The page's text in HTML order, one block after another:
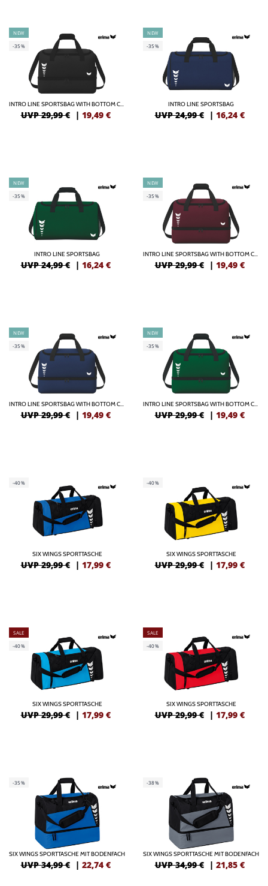
NEW
-35%
INTRO LINE SPORTSBAG WITH BOTTOM CASE
UVP 29,99 € | 19,49 €
NEW
-35%
INTRO LINE SPORTSBAG
UVP 24,99 € | 16,24 €
NEW
-35%
INTRO LINE SPORTSBAG
UVP 24,99 € | 16,24 €
NEW
-35%
INTRO LINE SPORTSBAG WITH BOTTOM CASE
UVP 29,99 € | 19,49 €
NEW
-35%
INTRO LINE SPORTSBAG WITH BOTTOM CASE
UVP 29,99 € | 19,49 €
NEW
-35%
INTRO LINE SPORTSBAG WITH BOTTOM CASE
UVP 29,99 € | 19,49 €
-40%
SIX WINGS SPORTTASCHE
UVP 29,99 € | 17,99 €
-40%
SIX WINGS SPORTTASCHE
UVP 29,99 € | 17,99 €
SALE
-40%
SIX WINGS SPORTTASCHE
UVP 29,99 € | 17,99 €
SALE
-40%
SIX WINGS SPORTTASCHE
UVP 29,99 € | 17,99 €
-35%
SIX WINGS SPORTTASCHE MIT BODENFACH
UVP 34,99 € | 22,74 €
-38%
SIX WINGS SPORTTASCHE MIT BODENFACH
UVP 34,99 € | 21,85 €